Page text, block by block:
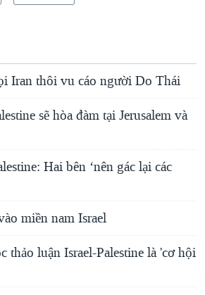
Iran thôi vu cáo người Do Thái
sẽ hòa đàm tại Jerusalem và
Hai bên ‘nên gác lại các
miền nam Israel
thảo luận Israel-Palestine là 'cơ hội